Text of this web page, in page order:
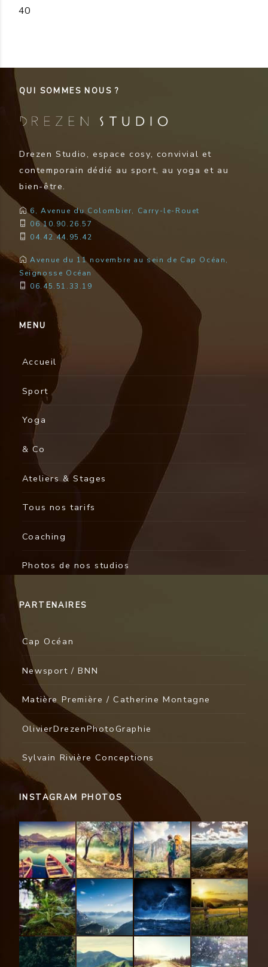
40
QUI SOMMES NOUS ?
Drezen Studio, espace cosy, convivial et
contemporain dédié au sport, au yoga et au
bien-être.
6, Avenue du Colombier, Carry-le-Rouet
06.10.90.26.57
04.42.44.95.42
Avenue du 11 novembre au sein de Cap Océan,
Seignosse Océan
06.45.51.33.19
MENU
Accueil
Sport
Yoga
& Co
Ateliers & Stages
Tous nos tarifs
Coaching
Photos de nos studios
PARTENAIRES
Cap Océan
Newsport / BNN
Matière Première / Catherine Montagne
OlivierDrezenPhotoGraphie
Sylvain Rivière Conceptions
INSTAGRAM PHOTOS